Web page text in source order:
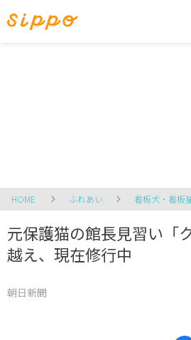
HOME ふれあい 看板犬・看板
元保護猫の館長見習い
越え、現在修行中
朝日新聞